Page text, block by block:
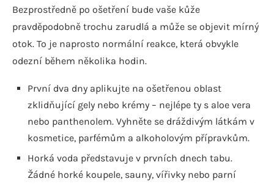
Bezprostředně po ošetření bude vaše kůže
pravděpodobně trochu zarudlá a může se objevit mírný
otok. To je naprosto normální reakce, která obvykle
odezní během několika hodin.
První dva dny aplikujte na ošetřenou oblast
zklidňující gely nebo krémy – nejlépe ty s aloe vera
nebo panthenolem. Vyhněte se dráždivým látkám v
kosmetice, parfémům a alkoholovým přípravkům.
Horká voda představuje v prvních dnech tabu.
Žádné horké koupele, sauny, vířivky nebo parní